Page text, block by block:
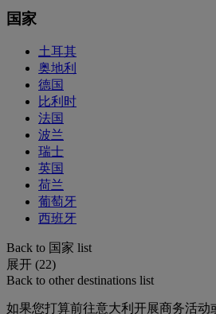
国家
土耳其
奥地利
德国
比利时
法国
波兰
瑞士
英国
荷兰
葡萄牙
西班牙
Back to 国家 list
展开 (22)
Back to other destinations list
如果您打算前往意大利开展商务活动